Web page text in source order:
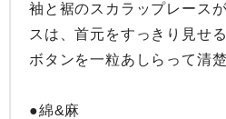
袖と裾のスカラップレース
スは、首元をすっきり見せ
ボタンを一粒あしらって清楚
●綿&麻